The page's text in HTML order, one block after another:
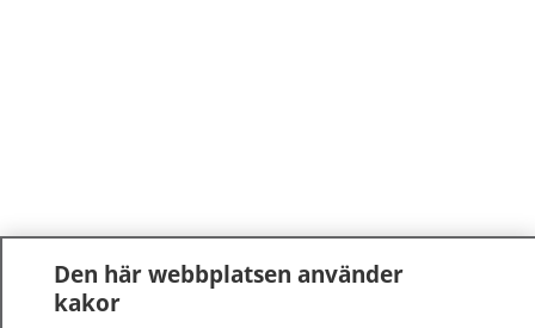
Den här webbplatsen använder
kakor